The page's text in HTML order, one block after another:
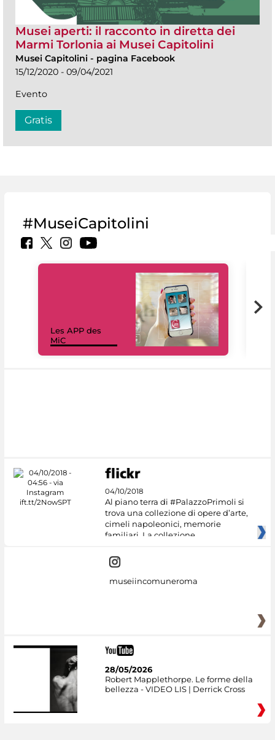
Musei aperti: il racconto in diretta dei
Marmi Torlonia ai Musei Capitolini
Musei Capitolini - pagina Facebook
15/12/2020 - 09/04/2021
Evento
Gratis
#MuseiCapitolini
Les APP des
MiC
04/10/2018
Al piano terra di #PalazzoPrimoli si
trova una collezione di opere d’arte,
cimeli napoleonici, memorie
familiari. La collezione
museiincomuneroma
28/05/2026
Robert Mapplethorpe. Le forme della
bellezza - VIDEO LIS | Derrick Cross